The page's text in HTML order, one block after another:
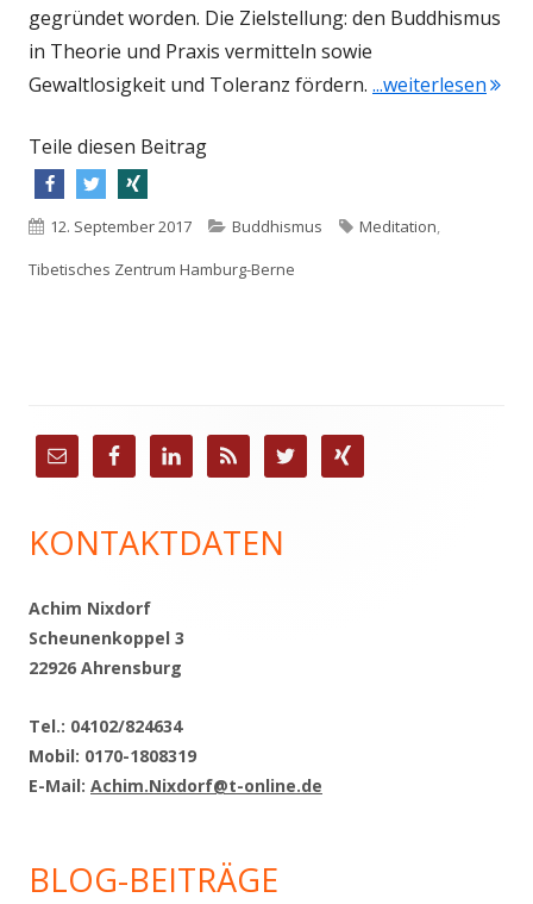
gegründet worden. Die Zielstellung: den Buddhismus
in Theorie und Praxis vermitteln sowie
Gewaltlosigkeit und Toleranz fördern. ...weiterlesen
Teile diesen Beitrag
In
Fenster
In
Fenster
In
Fenster
Veröffentlicht
am
12. September 2017 Kategorien
Buddhismus Schlagwörter
Meditation,
Tibetisches Zentrum Hamburg-Berne
Haupt-
KONTAKTDATEN
Achim Nixdorf
Scheunenkoppel 3
22926 Ahrensburg
Tel.: 04102/824634
Mobil: 0170-1808319
E-Mail: Achim.Nixdorf@t-online.de
BLOG-BEITRÄGE